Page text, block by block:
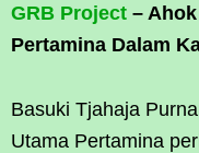
GRB Project –
Pertamina Dalam
Basuki Tjahaja
Utama Pertamina